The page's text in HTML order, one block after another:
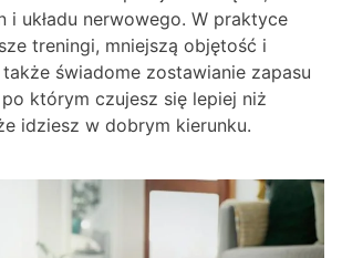
i układu nerwowego. W praktyce
treningi, mniejszą objętość i
świadome zostawianie zapasu
którym czujesz się lepiej niż
idziesz w dobrym kierunku.